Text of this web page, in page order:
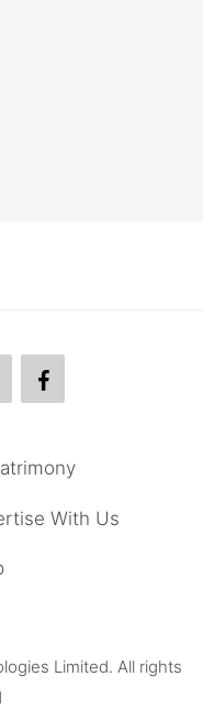
With Us
Limited. All rights